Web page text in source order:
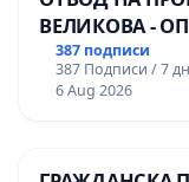
ВЕЛИКОВА -
387 подписи
387 Подписи / 7
6 Aug 2026